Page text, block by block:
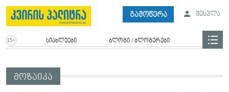
გამოწერა შესვლა
სიახლეები ბლოგი / ბლოგერები
მოზაიკა